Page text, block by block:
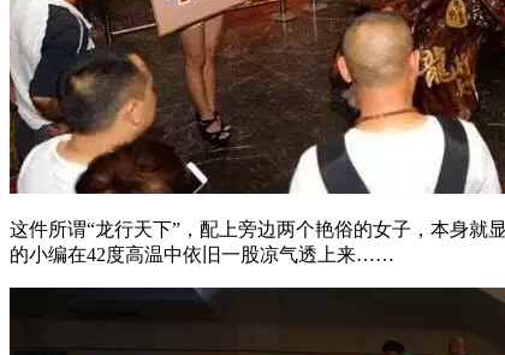
这件所谓“龙行天下”，配上旁边两个艳俗的女子，本身
的小编在42度高温中依旧一股凉气透上来……